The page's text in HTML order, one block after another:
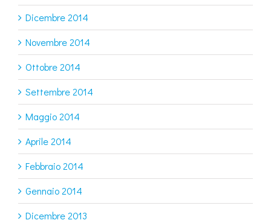
Dicembre 2014
Novembre 2014
Ottobre 2014
Settembre 2014
Maggio 2014
Aprile 2014
Febbraio 2014
Gennaio 2014
Dicembre 2013